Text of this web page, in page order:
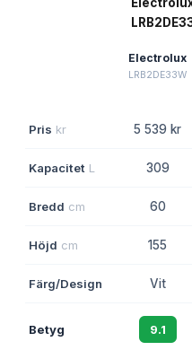
Electrolux
LRB2DE33W
Pris kr 5 539 kr
Kapacitet L 309
Bredd cm 60
Höjd cm 155
Färg/Design Vit
Betyg 9.1